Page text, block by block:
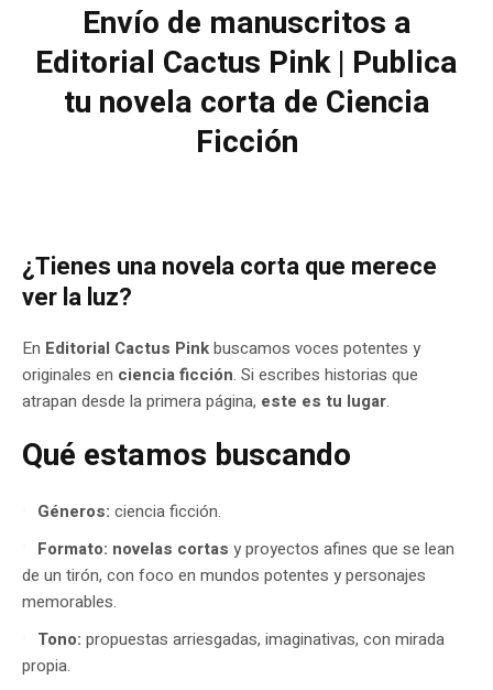
Envío de manuscritos a
Editorial Cactus Pink | Publica
tu novela corta de Ciencia
Ficción
¿Tienes unanovela cortaque merece
ver la luz?
En Editorial Cactus Pinkbuscamos voces potentes y
originales en ciencia ficción. Si escribes historias que
atrapan desde la primera página, este es tu lugar.
Qué estamos buscando
Géneros: ciencia ficción.
Formato: novelas cortas y proyectos afines que se lean
de un tirón, con foco en mundos potentes y personajes
memorables.
Tono: propuestas arriesgadas, imaginativas, con mirada
propia.